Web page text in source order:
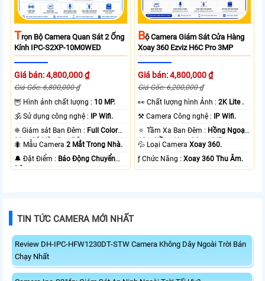
TRọn Bộ Camera Quan Sát 2 Ống
Kính IPC-S2XP-10M0WED
Giá bán: 4,800,000 ₫
Giá Gốc: 6,800,000 ₫
🦉 Hình ảnh chất lượng : 10 MP.
🕉️ Sử dụng công nghệ :
IP Wifi.
❈ Giám sát Ban Đêm : Full Color
20m Có Màu Ban Ðêm.
🐜 Mẫu Camera2 Mắt Trong Nhà.
️🔔 Đặt Điểm : Báo Động Chuyển
Động.
BỘ Camera Giám Sát Cửa Hàng
Xoay 360 Ezviz H6C Pro 3MP
Giá bán: 4,800,000 ₫
Giá Gốc: 6,200,000 ₫
️👀 Chất lượng hình Ảnh :2K Lite .
⚒ Camera Công nghệ :
IP Wifi.
🔅 Tầm Xa Ban Đêm : Hồng Ngoại
10m Hồng Ngoại Smart IR.
💦 Loại CameraXoay 360.
️ƒ Chức Năng :Xoay 360 Thu Âm.
TIN TỨC CAMERA MỚI NHẤT
Review DH-IPC-HFW1230DT-STW Camera Không Dây Ngoài Trời Bán
Chạy Nhất